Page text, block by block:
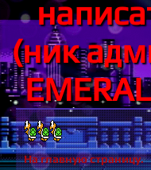
(ник
На главную страницу.